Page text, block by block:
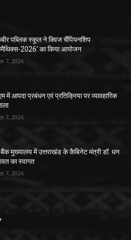
पब्लिक स्कूल ने क्विज चैंपियनशिप
2026’ का किया आयोजन
7, 2026
में आपदा प्रबंधन एवं प्रतिक्रिया पर व्यावहारिक
7, 2026
बैंक मुख्यालय में उत्तराखंड के कैबिनेट मंत्री डॉ. धन
का स्वागत
7, 2026